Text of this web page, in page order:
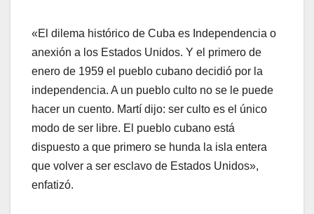
«El dilema histórico de Cuba es Independencia o
anexión a los Estados Unidos. Y el primero de
enero de 1959 el pueblo cubano decidió por la
independencia. A un pueblo culto no se le puede
hacer un cuento. Martí dijo: ser culto es el único
modo de ser libre. El pueblo cubano está
dispuesto a que primero se hunda la isla entera
que volver a ser esclavo de Estados Unidos»,
enfatizó.